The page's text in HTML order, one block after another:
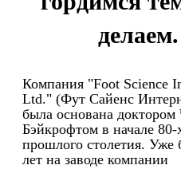
делаем.
Компания "Foot Science
Ltd." (Фут Сайенс
была основана доктором
Бэйкрофтом в начале 80-
прошлого столетия. Уже
лет на заводе компании